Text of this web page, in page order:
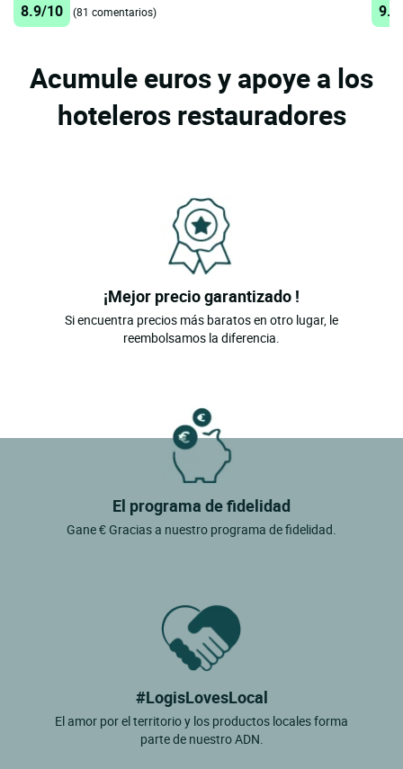
8.9/10 (81 comentarios)
Acumule euros y apoye a los
hoteleros restauradores
¡Mejor precio garantizado !
Si encuentra precios más baratos en otro lugar, le
reembolsamos la diferencia.
El programa de fidelidad
Gane € Gracias a nuestro programa de fidelidad.
#LogisLovesLocal
El amor por el territorio y los productos locales forma
parte de nuestro ADN.